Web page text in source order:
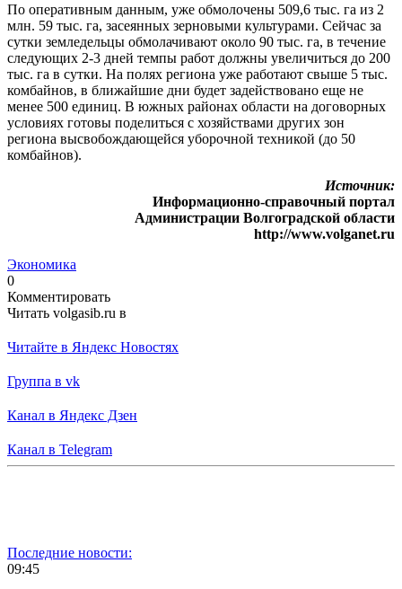
По оперативным данным, уже обмолочены 509,6 тыс. га из 2
млн. 59 тыс. га, засеянных зерновыми культурами. Сейчас за
сутки земледельцы обмолачивают около 90 тыс. га, в течение
следующих 2-3 дней темпы работ должны увеличиться до 200
тыс. га в сутки. На полях региона уже работают свыше 5 тыс.
комбайнов, в ближайшие дни будет задействовано еще не
менее 500 единиц. В южных районах области на договорных
условиях готовы поделиться с хозяйствами других зон
региона высвобождающейся уборочной техникой (до 50
комбайнов).
Источник:
Информационно-справочный портал
Администрации Волгоградской области
http://www.volganet.ru
Экономика
0
Комментировать
Читать volgasib.ru в
Читайте в Яндекс Новостях
Группа в vk
Канал в Яндекс Дзен
Канал в Telegram
Последние новости:
09:45